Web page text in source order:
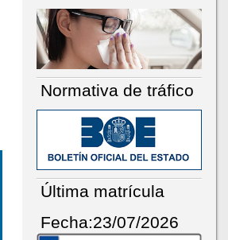
Normativa de tráfico
Última matrícula
Fecha:23/07/2026